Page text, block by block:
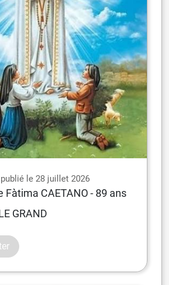
le 28 juillet 2026
Fàtima CAETANO- 89 ans
GRAND